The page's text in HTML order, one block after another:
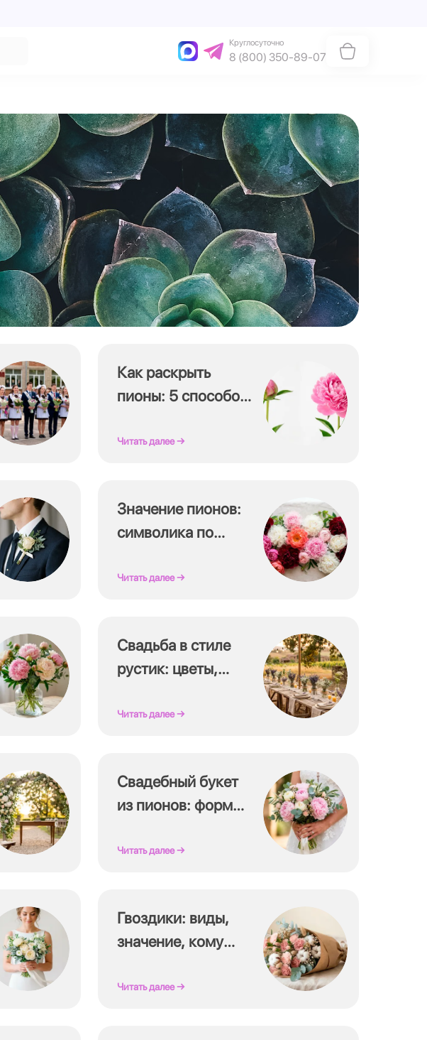
Круглосуточно
8 (800) 350-89-07
Как раскрыть
пионы: 5 способов
Читать далее →
Значение пионов:
символика по
Читать далее →
Свадьба в стиле
рустик: цветы,
Читать далее →
Свадебный букет
из пионов: формы,
Читать далее →
Гвоздики: виды,
значение, кому
флориста
Читать далее →